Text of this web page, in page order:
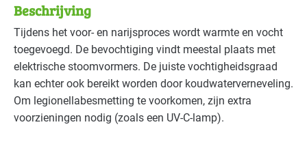
Beschrijving
Tijdens het voor- en narijsproces wordt warmte en vocht
toegevoegd. De bevochtiging vindt meestal plaats met
elektrische stoomvormers. De juiste vochtigheidsgraad
kan echter ook bereikt worden door koudwaterverneveling.
Om legionellabesmetting te voorkomen, zijn extra
voorzieningen nodig (zoals een UV-C-lamp).